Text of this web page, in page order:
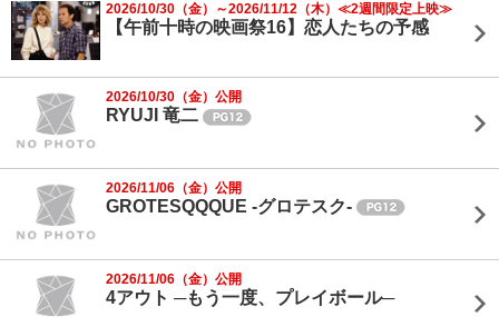
2026/10/30（金）～2026/11/12（木）≪2週間限定上映≫
【午前十時の映画祭16】恋人たちの予感
2026/10/30（金）公開
RYUJI 竜二
2026/11/06（金）公開
GROTESQQQUE -グロテスク-
2026/11/06（金）公開
4アウト ─もう一度、プレイボール─